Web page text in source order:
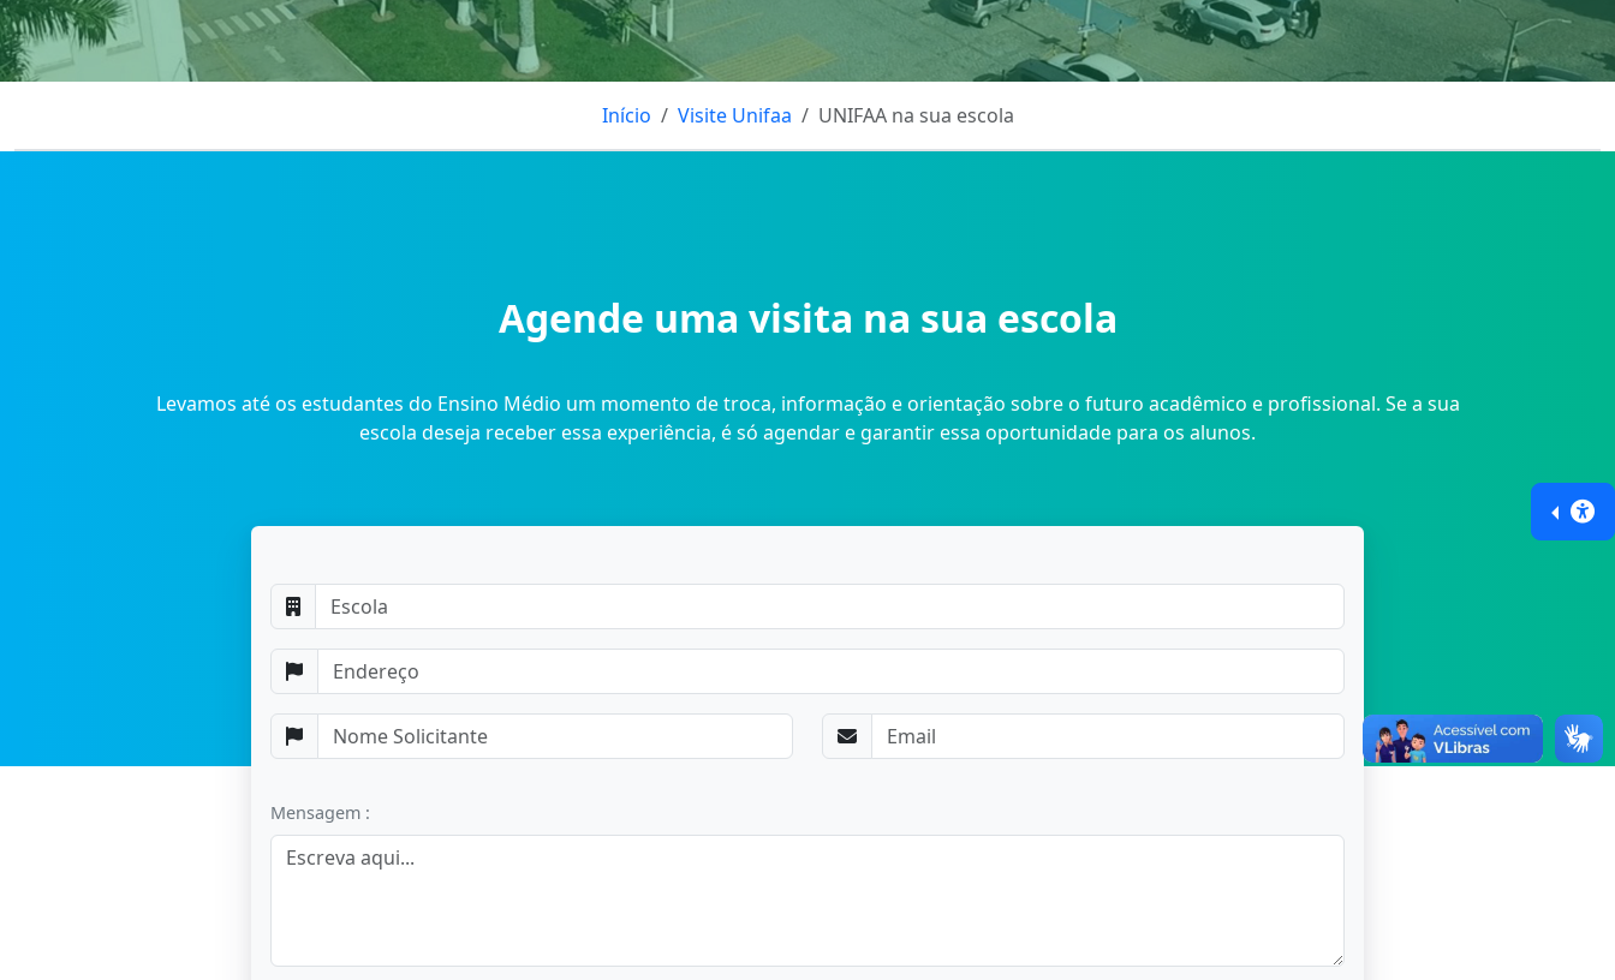
Início Visite Unifaa UNIFAA na sua escola
Agende uma visita na sua escola
Levamos até os estudantes do Ensino Médio um momento de troca, informação e orientação sobre o futuro acadêmico e profissional. Se a sua
escola deseja receber essa experiência, é só agendar e garantir essa oportunidade para os alunos.
Mensagem :